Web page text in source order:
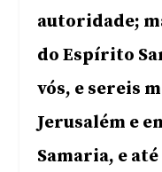
autoridade;
do Espírito
vós, e sereis
Jerusalém e
Samaria, e